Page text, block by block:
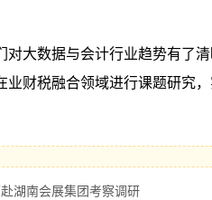
对大数据与会计行业趋势有了
业财税融合领域进行课题研究
湖南会展集团考察调研